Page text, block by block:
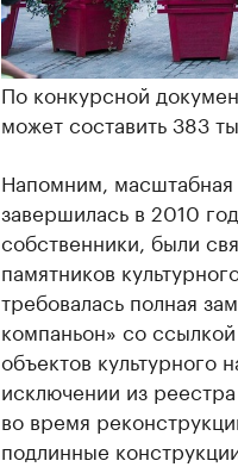
По конкурсной
может составить 383
Напомним, масштабная
завершилась в 2010
собственники, были
памятников
требовалась полная
компаньон» со
объектов культурного
исключении из
во время
подлинные